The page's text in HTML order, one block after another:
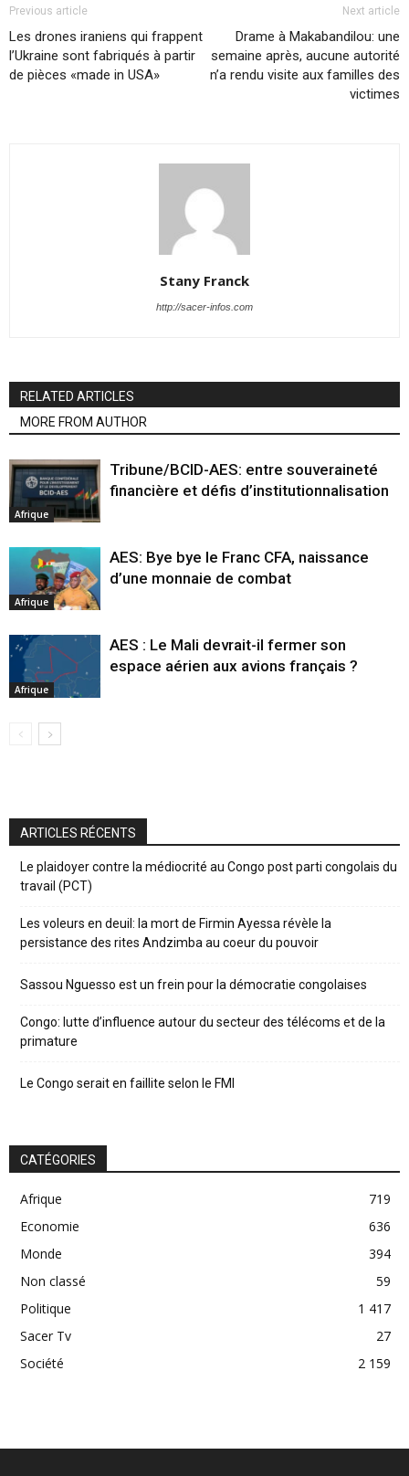
Previous article
Les drones iraniens qui frappent
l’Ukraine sont fabriqués à partir
de pièces «made in USA»
Next article
Drame à Makabandilou: une
semaine après, aucune autorité
n’a rendu visite aux familles des
victimes
Stany Franck
http://sacer-infos.com
RELATED ARTICLES
MORE FROM AUTHOR
Afrique
Tribune/BCID-AES: entre souveraineté
financière et défis d’institutionnalisation
Afrique
AES: Bye bye le Franc CFA, naissance
d’une monnaie de combat
Afrique
AES : Le Mali devrait-il fermer son
espace aérien aux avions français ?
ARTICLES RÉCENTS
Le plaidoyer contre la médiocrité au Congo post parti congolais du
travail (PCT)
Les voleurs en deuil: la mort de Firmin Ayessa révèle la
persistance des rites Andzimba au coeur du pouvoir
Sassou Nguesso est un frein pour la démocratie congolaises
Congo: lutte d’influence autour du secteur des télécoms et de la
primature
Le Congo serait en faillite selon le FMI
CATÉGORIES
Afrique
719
Economie
636
Monde
394
Non classé
59
Politique
1 417
Sacer Tv
27
Société
2 159